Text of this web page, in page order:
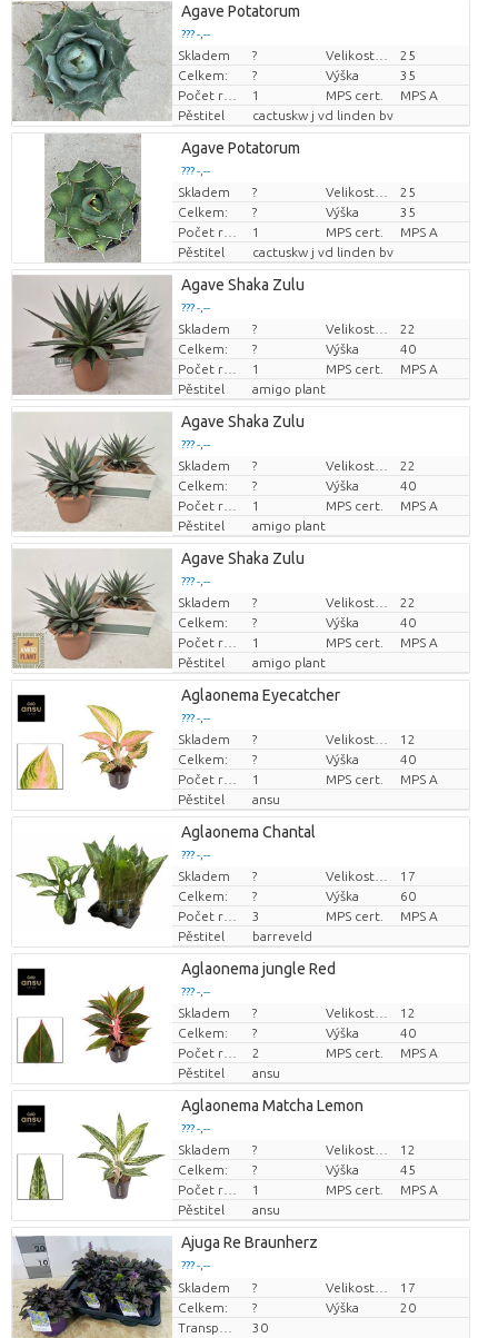
Agave Potatorum
??? -,--
Cena za kus
Skladem ?
25
Celkem:
? Výška
35
Počet rostlin/hrnce
1 MPS cert.
MPS A
Pěstitel
cactuskw j vd linden bv
Agave Potatorum
??? -,--
Cena za kus
Skladem ?
25
Celkem:
? Výška
35
Počet rostlin/hrnce
1 MPS cert.
MPS A
Pěstitel
cactuskw j vd linden bv
Agave Shaka Zulu
??? -,--
Cena za kus
Skladem ?
22
Celkem:
? Výška
40
Počet rostlin/hrnce
1 MPS cert.
MPS A
Pěstitel
amigo plant
Agave Shaka Zulu
??? -,--
Cena za kus
Skladem ?
22
Celkem:
? Výška
40
Počet rostlin/hrnce
1 MPS cert.
MPS A
Pěstitel
amigo plant
Agave Shaka Zulu
??? -,--
Cena za kus
Skladem ?
22
Celkem:
? Výška
40
Počet rostlin/hrnce
1 MPS cert.
MPS A
Pěstitel
amigo plant
Aglaonema Eyecatcher
??? -,--
Cena za kus
Skladem ?
12
Celkem:
? Výška
40
Počet rostlin/hrnce
1 MPS cert.
MPS A
Pěstitel
ansu
Aglaonema Chantal
??? -,--
Cena za kus
Skladem ?
17
Celkem:
? Výška
60
Počet rostlin/hrnce
3 MPS cert.
MPS A
Pěstitel
barreveld
Aglaonema jungle Red
??? -,--
Cena za kus
Skladem ?
12
Celkem:
? Výška
40
Počet rostlin/hrnce
2 MPS cert.
MPS A
Pěstitel
ansu
Aglaonema Matcha Lemon
??? -,--
Cena za kus
Skladem ?
12
Celkem:
? Výška
45
Počet rostlin/hrnce
1 MPS cert.
MPS A
Pěstitel
ansu
Ajuga Re Braunherz
??? -,--
Cena za kus
Skladem ?
17
Celkem:
? Výška
20
30